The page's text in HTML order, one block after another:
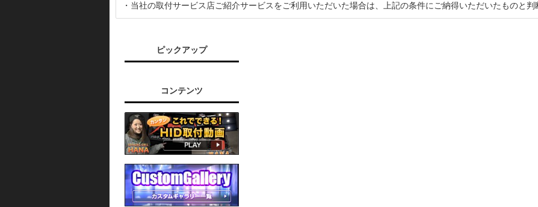
・当社の取付サービス店ご紹介サービスをご利用いただいた場合は、上記の条件にご納得いただいたものと判
ピックアップ
コンテンツ